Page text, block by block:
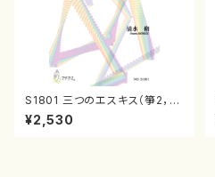
S1801 三つのエスキス（箏2，1
7/清水 脩/楽譜）
¥2,530